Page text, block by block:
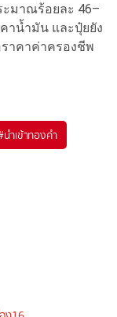
มาณร้อยละ 46–
าน้ำมัน และปุ๋ยยัง
าคาค่าครองชีพ
นำเข้าทองคำ